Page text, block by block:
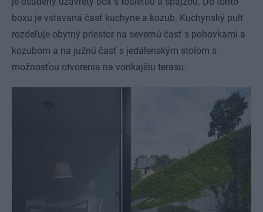
boxu je vstavaná časť kuchyne a kozub. Kuchynský pult
rozdeľuje obytný priestor na severnú časť s pohovkami a
kozubom a na južnú časť s jedálenským stolom s
možnosťou otvorenia na vonkajšiu terasu.